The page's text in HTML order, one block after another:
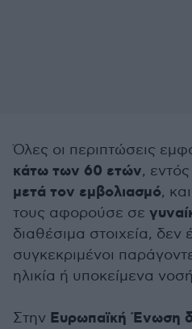
Όλες οι περιπτώσεις
κάτω των 60 ετών, εντός
μετά τον εμβολιασμό,
τους αφορούσε σε
διαθέσιμα στοιχεία, δεν
συγκεκριμένοι
ηλικία ή υποκείμενα
Στην Ευρωπαϊκή Ένωση